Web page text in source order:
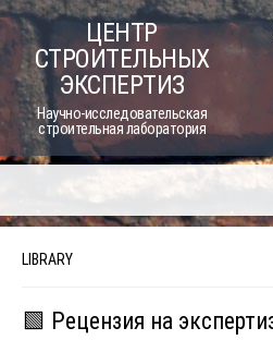
Skip
to
content
ЦЕНТР
СТРОИТЕЛЬНЫХ
ЭКСПЕРТИЗ
Научно-исследовательская
строительная лаборатория
LIBRARY
🟩 Рецензия на